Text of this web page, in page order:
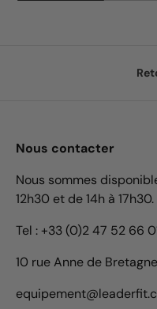
Nous contacter
Nous sommes
12h30 et de 14h à 17h30.
Tel : +33 (0)2 47 52 66
10 rue Anne de